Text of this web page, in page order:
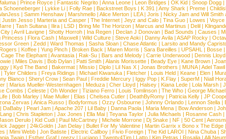
| Prince Royce | Fantastic Negrito | Anna Leone | Leon Bridges | OK Kid | Snoop Dogg |
Schoeneberger| Lykke Li| Folly Rae| Backstreet Boys | K 391 | Amy Shark | Preme|
| Samm Henshaw| Marshmello| Alice Merton| LEA| Joris | Nicky Jam and Will Smith
Justin Jesso| Marteria and Casper| The Internet| Jeyz and Calo| Tina Guo| Lowes | Voyce
| Tash Sultana| Ilira| LSD| Bring Me The Horizon| Marcus and Martinus | Delil|
| Avril Lavigne | Shotty Horroh | Ina Regen | Declan J Donovan | Bad Sounds | Causes |
Princess | Flora Cash| Maxwell| Wild Culture| Steve Aoki| Danny Avila| ASAP Rocky|
Green| Zedd| Ward Thomas | Sasha Sloan| Chase Atlantic | Larsito and Mandy
| Koffee| Yung Pinch| Broken Back | Maren Morris | Sara Bareilles | UPSAHL | Bosse|
Cage The Elephant| Avantasia| Rak-Su| Bars and Melody| Carrie Underwood| Dennis Lloyd
| Miles Davis | Bob Dylan | Patti Smith | Alanis Morissette | Beady Eye | Kane Brown |
| Kyd The Band| Bakermat| Missio| Diplo| Lil Nas X| Jonas Brothers | MUNA| Adel Tawil
Tyler Childers | Freya Ridings | Michael Kiwanuka| Fletcher| Louis Held| Keane| Elen|
Blanco| Sheryl Crow| Sean Paul| Freddie Mercury| Iggy Pop| K.Flay| SuperM| Niall
| Marius Mueller-Westernhagen| Meduza| Cher Lloyd| Halsey| Kiana Lede| Lola Marsh|
Combs | Celeste | Oh Wonder | Tiziano Ferro | Louis Tomlinson | The Who | George Michael
| Bob Marley| Mae Muller| Elias | Chelsea Cutler| DeathByRomy| Patricia Kelly| JP
Zervas | Anica Russo| Bodyformus | Ozzy Osbourne| Johnny Orlando| Lennon Stella|
DaBaby| Pearl Jam| Apache 207| Lil Baby| Danna Paola| Maria Mena| Bow Anderson|
| Chris Stapleton | Jax Jones | Ella Mai | Teyana Taylor | Julia Michaels | Rosanne Cash |
Derulo| Kid Cudi| Paul McCartney| Michele Morrone| Dj Snake| NF| 50 Cent|
Jagger | 24kGoldn | Jan Delay | Bullet For My Valentine | Martin Garrix x Bono x The Edge |
| Mimi Webb | Jon Batiste | Electric Callboy | Fivio Foreign | The Kid LAROI | Nina Chuba |
Twain | Esther Graf | reezy | Luciano | Twenty4Tim | Latto | Kim Petras | Rosalia | Alli